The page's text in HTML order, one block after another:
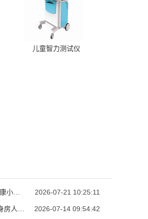
儿童智力测试仪
超声波身高体重一体机-社区健康小屋公卫身高体重测试设备 2026-07-21 10:25:11
2026-07-14 09:54:42